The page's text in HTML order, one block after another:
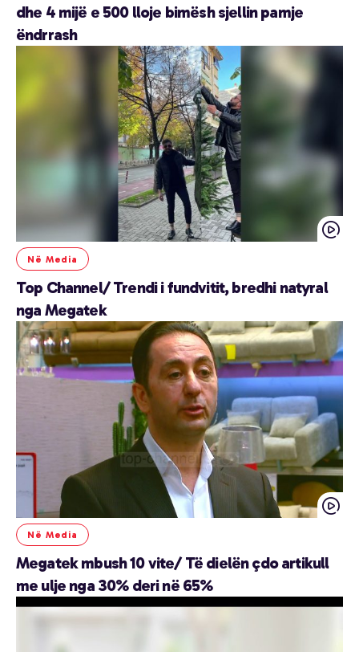
dhe 4 mijë e 500 lloje bimësh sjellin pamje
ëndrrash
Në Media
Top Channel/ Trendi i fundvitit, bredhi natyral
nga Megatek
Në Media
Megatek mbush 10 vite/ Të dielën çdo artikull
me ulje nga 30% deri në 65%